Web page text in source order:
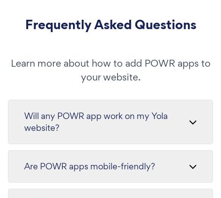
Frequently Asked Questions
Learn more about how to add POWR apps to
your website.
Will any POWR app work on my Yola
website?
Are POWR apps mobile-friendly?